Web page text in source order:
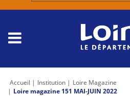
Accueil Institution
Loire Magazine
Loire magazine 151 MAI-JUIN 2022